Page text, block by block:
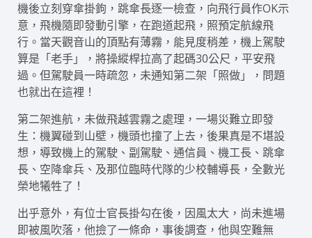
機後立刻穿傘掛鉤，跳傘長逐一檢查，向飛行員作OK示
意，飛機隨即發動引擎，在跑道起飛，照預定航線飛
行。當天觀音山的頂點有薄霧，能見度稍差，機上駕駛
算是「老手」，將操縱桿拉高了起碼30公尺，平安飛
過。但駕駛員一時疏忽，未通知第二架「照做」，問題
也就出在這裡！
第二架進航，未做飛越雲霧之處理，一場災難立即發
生：機翼碰到山壁，機頭也撞了上去，後果真是不堪設
想，導致機上的駕駛、副駕駛、通信員、機工長、跳傘
長、空降傘兵、及那位臨時代隊的少校輔導長，全數光
榮地犧牲了！
出乎意外，有位士官長掛勾在後，因風太大，尚未進場
即被風吹落，他撿了一條命，事後調查，他與空難無